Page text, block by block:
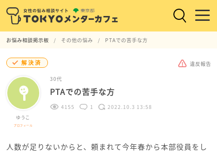
お悩み相談掲示板 その他の悩み PTAでの苦手な方
解決済 違反報告
ゆうこ
プロフィール
30代
PTAでの苦手な方
4155 1 2022.10.3 13:58
人数が足りないからと、頼まれて今年春から本部役員をし